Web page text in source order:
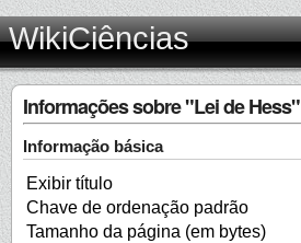
WikiCiências
Informações sobre "Lei de Hess"
Informação básica
Exibir título
Chave de ordenação padrão
Tamanho da página (em bytes)